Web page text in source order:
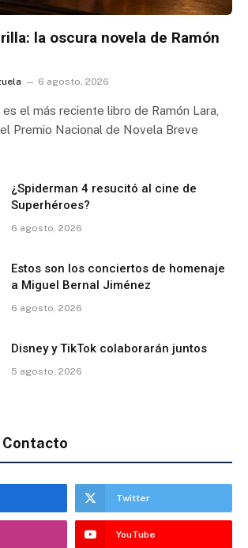
la oscura novela de Ramón
6 agosto, 2026
el más reciente libro de Ramón Lara,
Premio Nacional de Novela Breve
¿Spiderman 4 resucitó al cine de
Superhéroes?
6 agosto, 2026
Estos son los conciertos de homenaje
a Miguel Bernal Jiménez
6 agosto, 2026
Disney y TikTok colaborarán juntos
5 agosto, 2026
Contacto
Twitter
YouTube